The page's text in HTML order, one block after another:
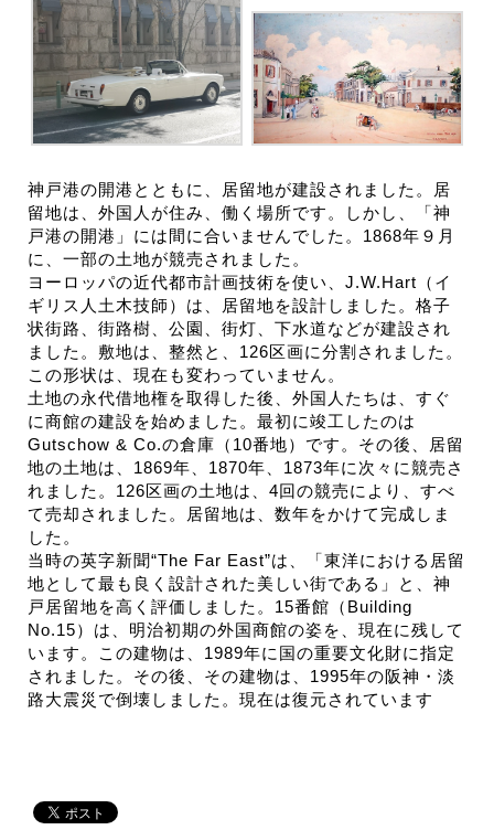
神戸港の開港とともに、居留地が建設されました。居
留地は、外国人が住み、働く場所です。しかし、「神
戸港の開港」には間に合いませんでした。1868年９月
に、一部の土地が競売されました。
ヨーロッパの近代都市計画技術を使い、J.W.Hart（イ
ギリス人土木技師）は、居留地を設計しました。格子
状街路、街路樹、公園、街灯、下水道などが建設され
ました。敷地は、整然と、126区画に分割されました。
この形状は、現在も変わっていません。
土地の永代借地権を取得した後、外国人たちは、すぐ
に商館の建設を始めました。最初に竣工したのは
Gutschow & Co.の倉庫（10番地）です。その後、居留
地の土地は、1869年、1870年、1873年に次々に競売さ
れました。126区画の土地は、4回の競売により、すべ
て売却されました。居留地は、数年をかけて完成しま
した。
当時の英字新聞“The Far East”は、「東洋における居留
地として最も良く設計された美しい街である」と、神
戸居留地を高く評価しました。15番館（Building
No.15）は、明治初期の外国商館の姿を、現在に残して
います。この建物は、1989年に国の重要文化財に指定
されました。その後、その建物は、1995年の阪神・淡
路大震災で倒壊しました。現在は復元されています